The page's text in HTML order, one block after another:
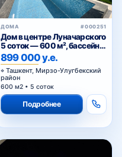
ДОМА #000251
Дом в центре Луначарского
5 соток — 600 м², бассейн,
3 уровня
899 000 у.е.
Ташкент, Мирзо-Улугбекский
район
600 м2 • 5 соток
Подробнее